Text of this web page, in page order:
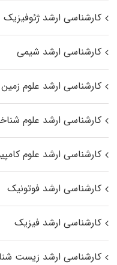
کارشناسی ارشد
کارشناسی ارشد شیمی
کارشناسی ارشد علوم زمین
کارشناسی ارشد علوم
کارشناسی ارشد علوم
کارشناسی ارشد فوتونیک
کارشناسی ارشد فیزیک
کارشناسی ارشد زیست‌